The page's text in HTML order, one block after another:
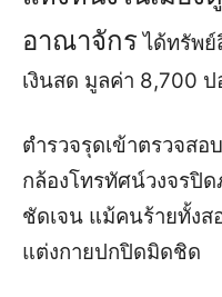
อาณาจักร ได้ทรัพย์
เงินสด มูลค่า 8,700
ตำรวจรุดเข้าตรวจส
กล้องโทรทัศน์วงจรปิ
ชัดเจน แม้คนร้ายทั้ง
แต่งกายปกปิดมิดชิด